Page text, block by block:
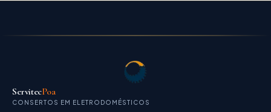
ServitecPoa
CONSERTOS EM ELETRODOMÉSTICOS